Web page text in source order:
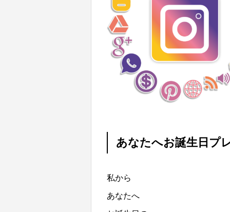
あなたへお誕生日プ
私から
あなたへ